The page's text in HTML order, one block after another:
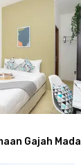
Gajah Mada